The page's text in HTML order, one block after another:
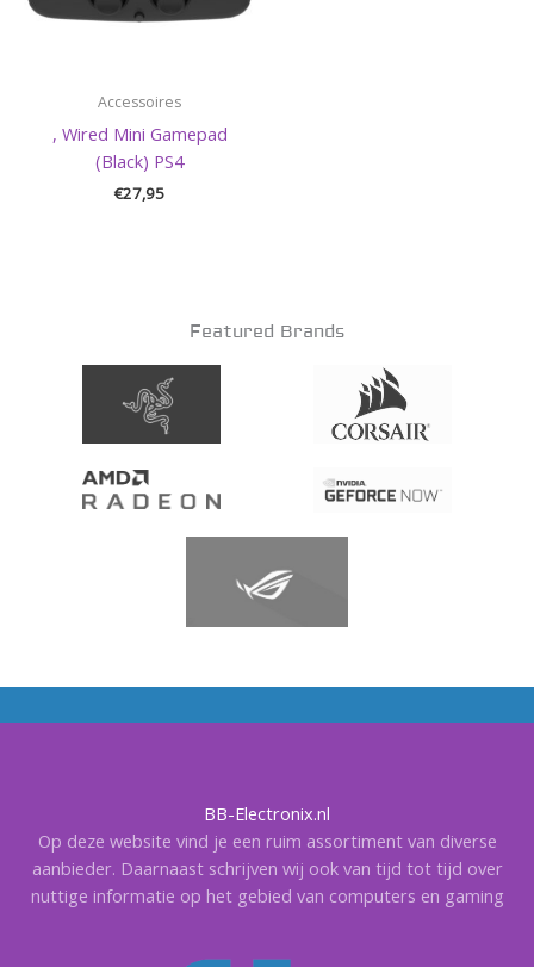
Accessoires
, Wired Mini Gamepad
(Black) PS4
€27,95
Featured Brands
BB-Electronix.nl
Op deze website vind je een ruim assortiment van diverse
aanbieder. Daarnaast schrijven wij ook van tijd tot tijd over
nuttige informatie op het gebied van computers en gaming